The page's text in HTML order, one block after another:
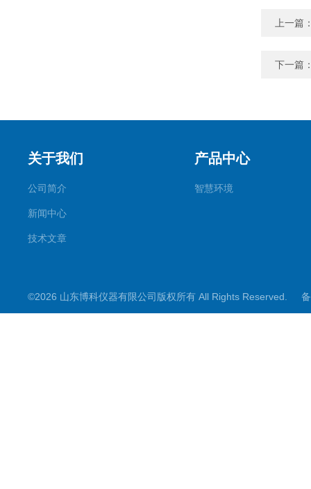
上一篇
下一篇
关于我们
公司简介
新闻中心
技术文章
产品中心
智慧环境
©2026 山东博科仪器有限公司版权所有 All Rights Reserved.